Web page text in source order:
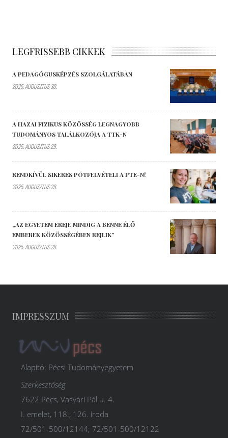
LEGFRISSEBB CIKKEK
A PEDAGÓGUSKÉPZÉS SZOLGÁLATÁBAN
2025. AUGUSZTUS 30.
A HAZAI FIZIKUS KÖZÖSSÉG LEGNAGYOBB
TUDOMÁNYOS TALÁLKOZÓJA A TTK-N
2025. AUGUSZTUS 29.
RENDKÍVÜL SIKERES PÓTFELVÉTELI A PTE-N!
2025. AUGUSZTUS 29.
„AZ EGYETEM EREJE MINDIG A BENNE ÉLŐ
EMBEREK KÖZÖSSÉGÉBEN REJLIK”
2025. AUGUSZTUS 29.
IMPRESSZUM
Alapító: Pécsi Tudományegyetem
Szerkesztőség
7622 Pécs, Vasvári Pál u. 4.
I. emelet, 118., 126. iroda
72/501-500/12144; 72/501-500/12122